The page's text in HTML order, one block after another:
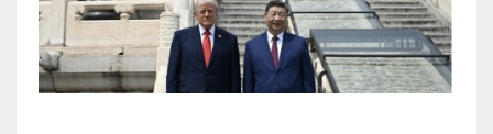
اساسنامه
منشور اخلاقی
راپورتلار
مقالات و دیدگاه‌ها
اخبار روز
اخبار حزب
عضویت در حزب